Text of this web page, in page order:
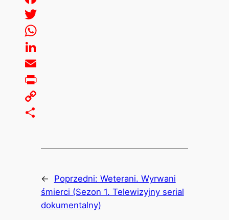
Facebook
Twitter
WhatsApp
LinkedIn
Email
Print
Copy
← Poprzedni: Weterani. Wyrwani
śmierci (Sezon 1. Telewizyjny serial
dokumentalny)